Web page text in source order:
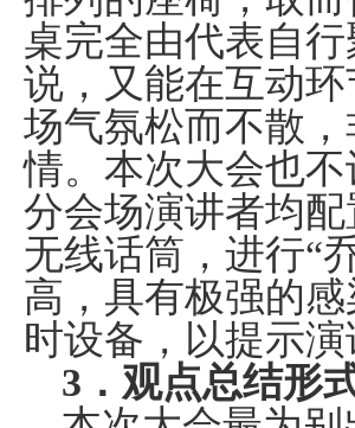
桌完全由代表自
说，又能在互动
场气氛松而不散
情。本次大会也
分会场演讲者均
无线话筒，进行“
高，具有极强的
时设备，以提示
3 ．观点总结形